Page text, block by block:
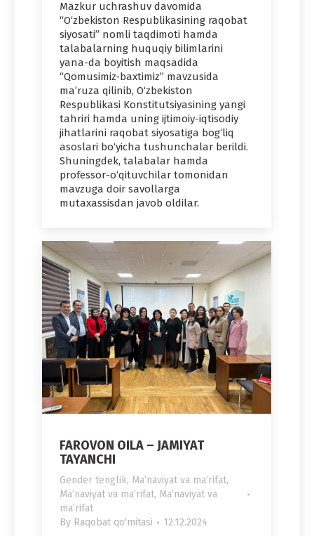
Mazkur uchrashuv davomida
“O‘zbekiston Respublikasining raqobat
siyosati” nomli taqdimoti hamda
talabalarning huquqiy bilimlarini
yana-da boyitish maqsadida
“Qomusimiz-baxtimiz” mavzusida
ma’ruza qilinib, O‘zbekiston
Respublikasi Konstitutsiyasining yangi
tahriri hamda uning ijtimoiy-iqtisodiy
jihatlarini raqobat siyosatiga bog‘liq
asoslari bo‘yicha tushunchalar berildi.
Shuningdek, talabalar hamda
professor-o‘qituvchilar tomonidan
mavzuga doir savollarga
mutaxassisdan javob oldilar.
FAROVON OILA – JAMIYAT
TAYANCHI
Gender tenglik, Maʼnaviyat va maʼrifat,
Maʼnaviyat va maʼrifat, Maʼnaviyat va
maʼrifat
By Raqobat qo'mitasi 12.12.2024